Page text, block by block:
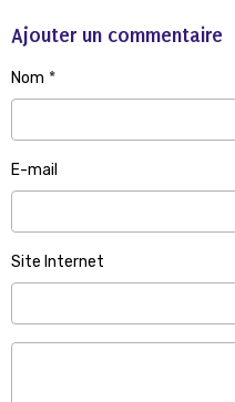
Ajouter un commentaire
Nom
E-mail
Site Internet